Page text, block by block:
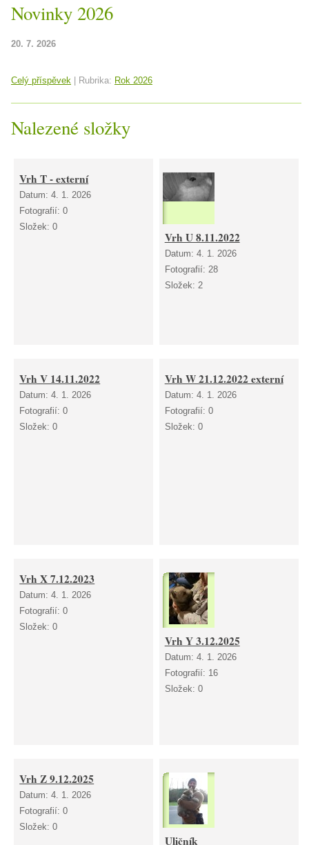
Novinky 2026
20. 7. 2026
Celý příspěvek Rubrika: Rok 2026
Nalezené složky
Vrh T - externí
Datum:4. 1. 2026
Fotografií:0
Složek:0
Vrh U 8.11.2022
Datum: 4. 1. 2026
Fotografií: 28
Složek: 2
Vrh V 14.11.2022
Datum:4. 1. 2026
Fotografií:0
Složek:0
Vrh W 21.12.2022 externí
Datum: 4. 1. 2026
Fotografií: 0
Složek: 0
Vrh X 7.12.2023
Datum:4. 1. 2026
Fotografií:0
Složek:0
Vrh Y 3.12.2025
Datum: 4. 1. 2026
Fotografií: 16
Složek: 0
Vrh Z 9.12.2025
Datum:4. 1. 2026
Fotografií:0
Složek:0
Uličník